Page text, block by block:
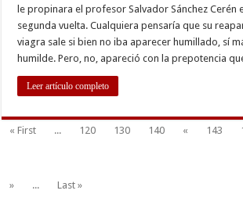
le propinara el profesor Salvador Sánchez Cerén
segunda vuelta. Cualquiera pensaría que su
viagra sale si bien no iba aparecer humillado, sí
humilde. Pero, no, apareció con la prepotencia
Leer artículo completo
« First ... 120 130 140 « 143
»
... Last »